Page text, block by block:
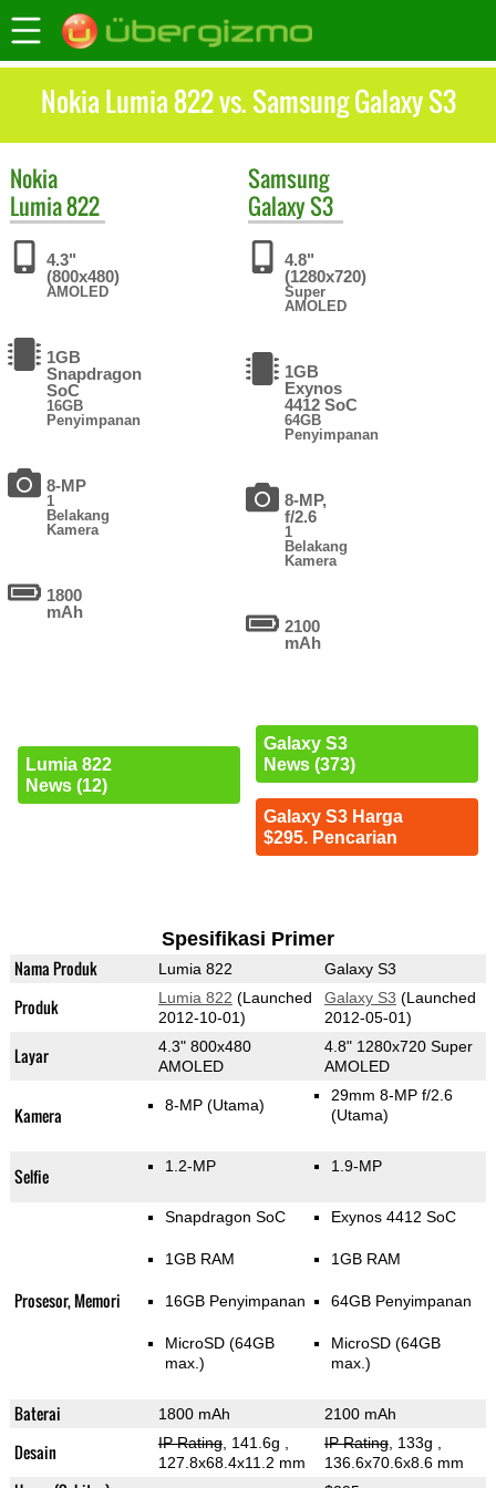
Nokia Lumia 822 vs. Samsung Galaxy S3
Nokia
Lumia 822
4.3"
(800x480)
AMOLED
1GB
Snapdragon
SoC
16GB
Penyimpanan
8-MP
1
Belakang
Kamera
1800
mAh
Lumia 822
News (12)
Samsung
Galaxy S3
4.8"
(1280x720)
Super
AMOLED
1GB
Exynos
4412 SoC
64GB
Penyimpanan
8-MP,
f/2.6
1
Belakang
Kamera
2100
mAh
Galaxy S3
News (373)
Galaxy S3 Harga
$295. Pencarian
Spesifikasi Primer
Nama Produk Lumia 822 Galaxy S3
Produk Lumia 822 (Launched
2012-10-01)
Galaxy S3 (Launched
2012-05-01)
Layar
4.3" 800x480
AMOLED
4.8" 1280x720 Super
AMOLED
Kamera 8-MP (Utama)
29mm 8-MP f/2.6
(Utama)
Selfie 1.2-MP 1.9-MP
Prosesor, Memori
Snapdragon SoC
1GB RAM
16GB Penyimpanan
MicroSD (64GB
max.)
Exynos 4412 SoC
1GB RAM
64GB Penyimpanan
MicroSD (64GB
max.)
Baterai 1800 mAh 2100 mAh
Desain IP Rating, 141.6g
127.8x68.4x11.2 mm
IP Rating, 133g
136.6x70.6x8.6 mm